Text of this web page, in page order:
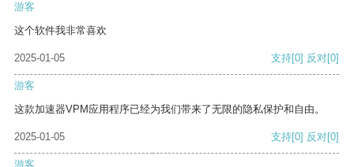
游客
这个软件我非常喜欢
2025-01-05 支持[0] 反对[0]
游客
这款加速器VPM应用程序已经为我们带来了无限的隐私保护和自由。
2025-01-05 支持[0] 反对[0]
游客